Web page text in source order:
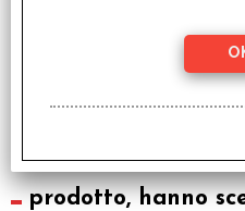
I clienti che hanno
prodotto, hanno